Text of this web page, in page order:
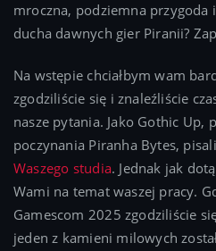
mroczna, podziemna przygoda
ducha dawnych gier Piranii?
Na wstępie chciałbym wam
zgodziliście się i znaleźliście
nasze pytania. Jako Gothic Up,
poczynania Piranha Bytes,
Waszego studia. Jednak jak
Wami na temat waszej pracy.
Gamescom 2025 zgodziliście
jeden z kamieni milowych